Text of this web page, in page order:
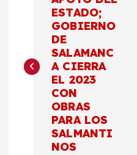
e
ESTADO;
GOBIERNO
DE
SALAMANC
A CIERRA
EL 2023
CON
OBRAS
PARA LOS
SALMANTI
NOS